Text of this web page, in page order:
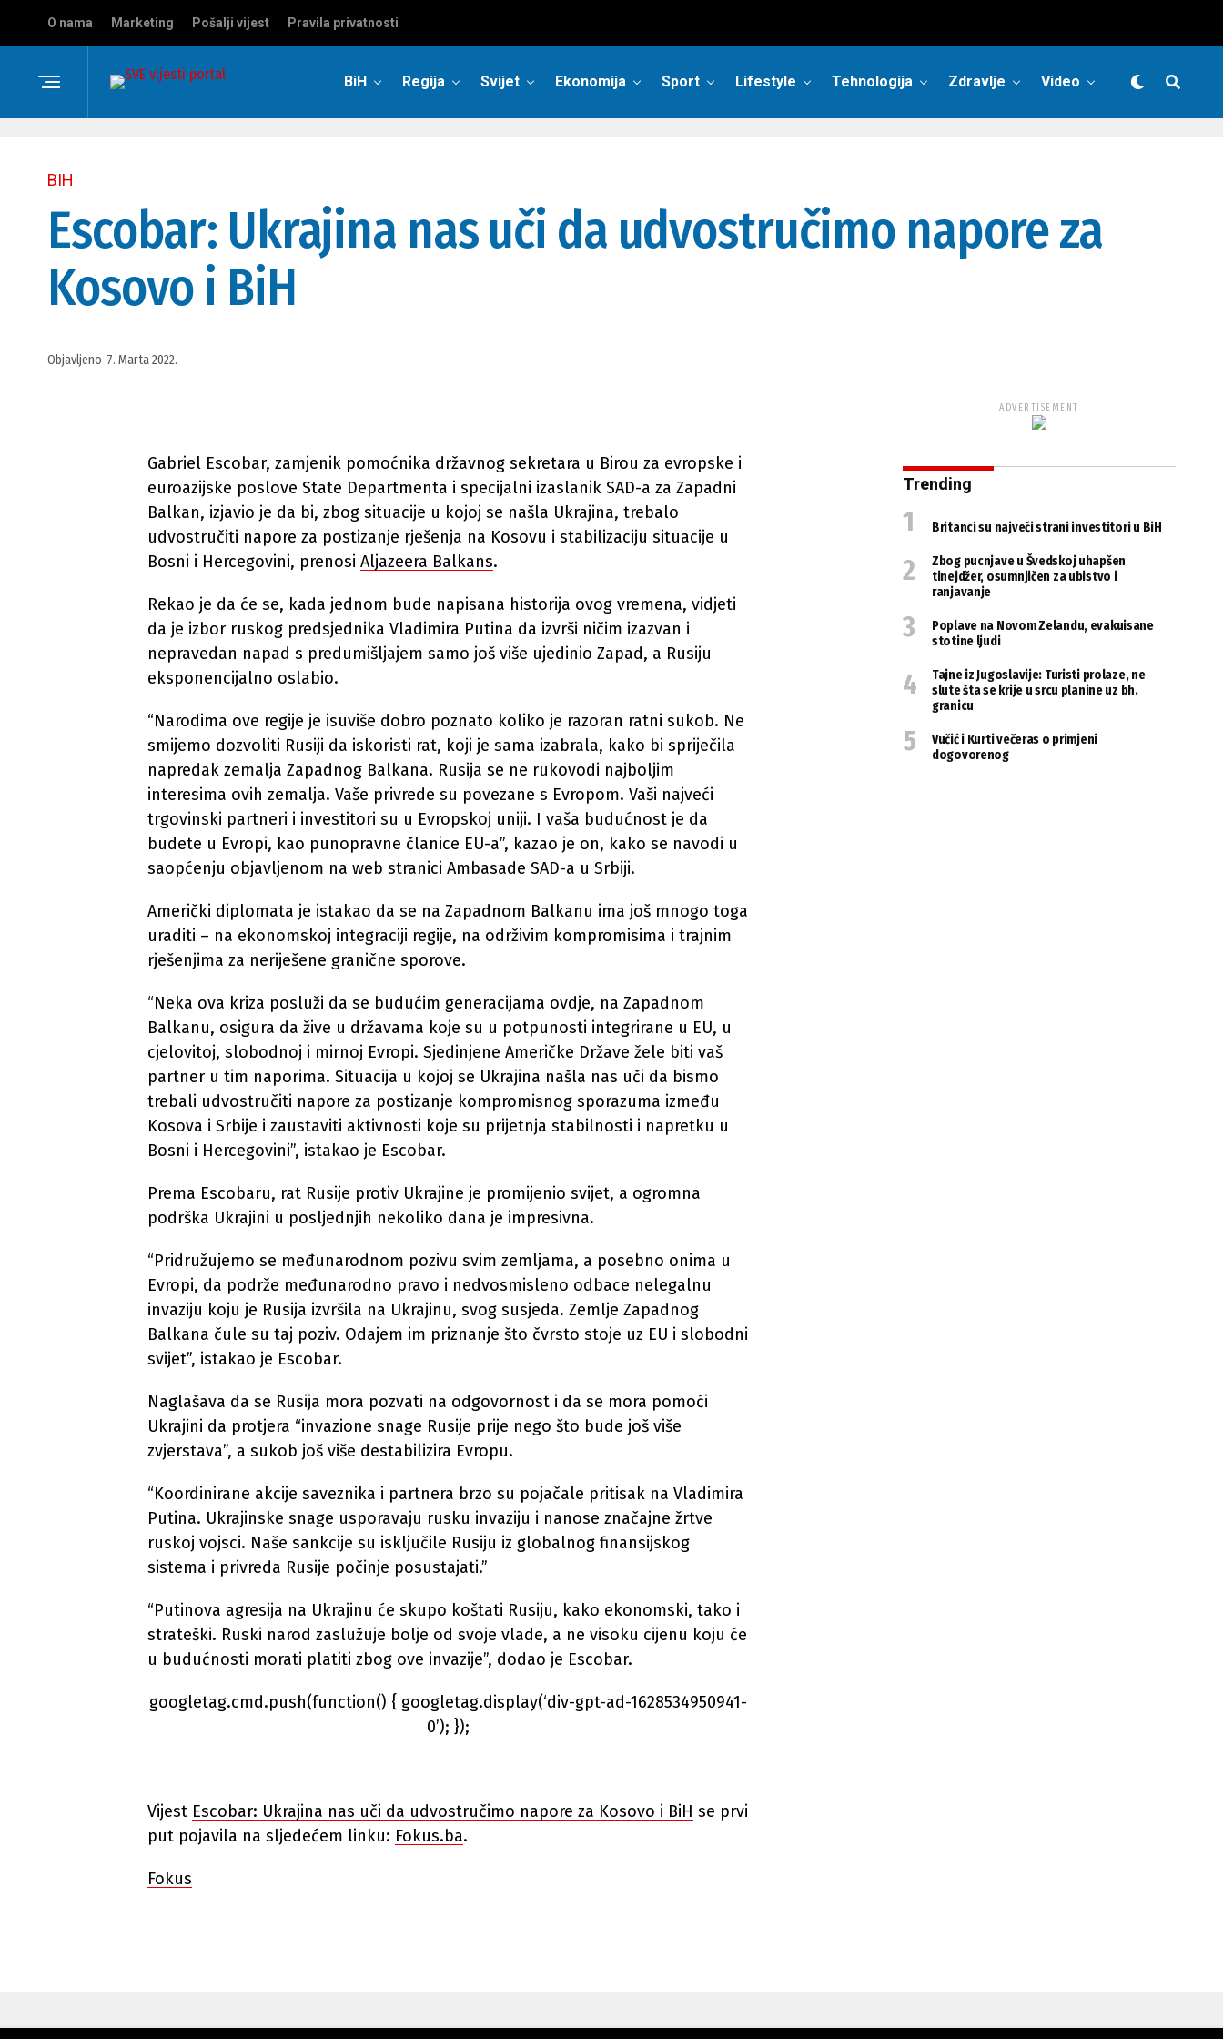
O nama Marketing Pošalji vijest Pravila privatnosti
BiH Regija Svijet Ekonomija Sport Lifestyle Tehnologija Zdravlje Video
BIH
Escobar: Ukrajina nas uči da udvostručimo napore za
Kosovo i BiH
Objavljeno 7. Marta 2022.
Gabriel Escobar, zamjenik pomoćnika državnog sekretara u Birou za evropske i
euroazijske poslove State Departmenta i specijalni izaslanik SAD-a za Zapadni
Balkan, izjavio je da bi, zbog situacije u kojoj se našla Ukrajina, trebalo
udvostručiti napore za postizanje rješenja na Kosovu i stabilizaciju situacije u
Bosni i Hercegovini, prenosi Aljazeera Balkans.
Rekao je da će se, kada jednom bude napisana historija ovog vremena, vidjeti
da je izbor ruskog predsjednika Vladimira Putina da izvrši ničim izazvan i
nepravedan napad s predumišljajem samo još više ujedinio Zapad, a Rusiju
eksponencijalno oslabio.
“Narodima ove regije je isuviše dobro poznato koliko je razoran ratni sukob. Ne
smijemo dozvoliti Rusiji da iskoristi rat, koji je sama izabrala, kako bi spriječila
napredak zemalja Zapadnog Balkana. Rusija se ne rukovodi najboljim
interesima ovih zemalja. Vaše privrede su povezane s Evropom. Vaši najveći
trgovinski partneri i investitori su u Evropskoj uniji. I vaša budućnost je da
budete u Evropi, kao punopravne članice EU-a”, kazao je on, kako se navodi u
saopćenju objavljenom na web stranici Ambasade SAD-a u Srbiji.
Američki diplomata je istakao da se na Zapadnom Balkanu ima još mnogo toga
uraditi – na ekonomskoj integraciji regije, na održivim kompromisima i trajnim
rješenjima za neriješene granične sporove.
“Neka ova kriza posluži da se budućim generacijama ovdje, na Zapadnom
Balkanu, osigura da žive u državama koje su u potpunosti integrirane u EU, u
cjelovitoj, slobodnoj i mirnoj Evropi. Sjedinjene Američke Države žele biti vaš
partner u tim naporima. Situacija u kojoj se Ukrajina našla nas uči da bismo
trebali udvostručiti napore za postizanje kompromisnog sporazuma između
Kosova i Srbije i zaustaviti aktivnosti koje su prijetnja stabilnosti i napretku u
Bosni i Hercegovini”, istakao je Escobar.
Prema Escobaru, rat Rusije protiv Ukrajine je promijenio svijet, a ogromna
podrška Ukrajini u posljednjih nekoliko dana je impresivna.
“Pridružujemo se međunarodnom pozivu svim zemljama, a posebno onima u
Evropi, da podrže međunarodno pravo i nedvosmisleno odbace nelegalnu
invaziju koju je Rusija izvršila na Ukrajinu, svog susjeda. Zemlje Zapadnog
Balkana čule su taj poziv. Odajem im priznanje što čvrsto stoje uz EU i slobodni
svijet”, istakao je Escobar.
Naglašava da se Rusija mora pozvati na odgovornost i da se mora pomoći
Ukrajini da protjera “invazione snage Rusije prije nego što bude još više
zvjerstava”, a sukob još više destabilizira Evropu.
“Koordinirane akcije saveznika i partnera brzo su pojačale pritisak na Vladimira
Putina. Ukrajinske snage usporavaju rusku invaziju i nanose značajne žrtve
ruskoj vojsci. Naše sankcije su isključile Rusiju iz globalnog finansijskog
sistema i privreda Rusije počinje posustajati.”
“Putinova agresija na Ukrajinu će skupo koštati Rusiju, kako ekonomski, tako i
strateški. Ruski narod zaslužuje bolje od svoje vlade, a ne visoku cijenu koju će
u budućnosti morati platiti zbog ove invazije”, dodao je Escobar.
googletag.cmd.push(function() { googletag.display(‘div-gpt-ad-1628534950941-
0’); });
Vijest Escobar: Ukrajina nas uči da udvostručimo napore za Kosovo i BiH se prvi
put pojavila na sljedećem linku: Fokus.ba.
Fokus
ADVERTISEMENT
Trending
Britanci su najveći strani investitori u BiH
Zbog pucnjave u Švedskoj uhapšen
tinejdžer, osumnjičen za ubistvo i
ranjavanje
Poplave na Novom Zelandu, evakuisane
stotine ljudi
Tajne iz Jugoslavije: Turisti prolaze, ne
slute šta se krije u srcu planine uz bh.
granicu
Vučić i Kurti večeras o primjeni
dogovorenog